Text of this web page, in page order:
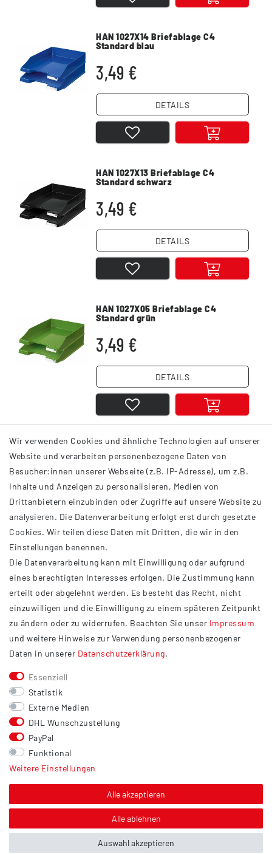
HAN 1027X14 Briefablage C4
Standard blau
3,49 €
DETAILS
HAN 1027X13 Briefablage C4
Standard schwarz
3,49 €
DETAILS
HAN 1027X05 Briefablage C4
Standard grün
3,49 €
DETAILS
1 2
INFORMATIONEN
AGB
Impressum
Datenschutzerklärung
Widerrufsrecht
Barrierefreiheit
Service
Kontakt
Versand
Zahlung
Vertrag widerrufen
Sonstiges
Hinweis zur Entsorgung von Altbatterien & Altöl
Über uns
Wir verwenden Cookies und ähnliche Technologien auf unserer
Website und verarbeiten personenbezogene Daten von
Besucher:innen unserer Webseite (z.B. IP-Adresse), um z.B.
Inhalte und Anzeigen zu personalisieren, Medien von
Drittanbietern einzubinden oder Zugriffe auf unsere Website zu
analysieren. Die Datenverarbeitung erfolgt erst durch gesetzte
Cookies. Wir teilen diese Daten mit Dritten, die wir in den
Einstellungen benennen.
Die Datenverarbeitung kann mit Einwilligung oder aufgrund
eines berechtigten Interesses erfolgen. Die Zustimmung kann
erteilt oder abgelehnt werden. Es besteht das Recht, nicht
einzuwilligen und die Einwilligung zu einem späteren Zeitpunkt
zu ändern oder zu widerrufen. Beachten Sie unser Impressum
und weitere Hinweise zur Verwendung personenbezogener
Daten in unserer Daten­schutz­erklärung.
Essenziell
Statistik
Externe Medien
DHL Wunschzustellung
PayPal
Funktional
Weitere Einstellungen
Alle akzeptieren
Alle ablehnen
Auswahl akzeptieren